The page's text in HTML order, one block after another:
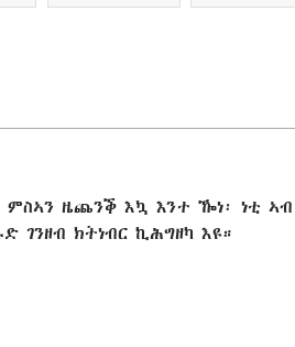
ምስኣን ዜጨንቕ እኳ እንተ ዀነ፡ ነቲ
ገንዘብ ክትነብር ኪሕግዘካ እዩ።